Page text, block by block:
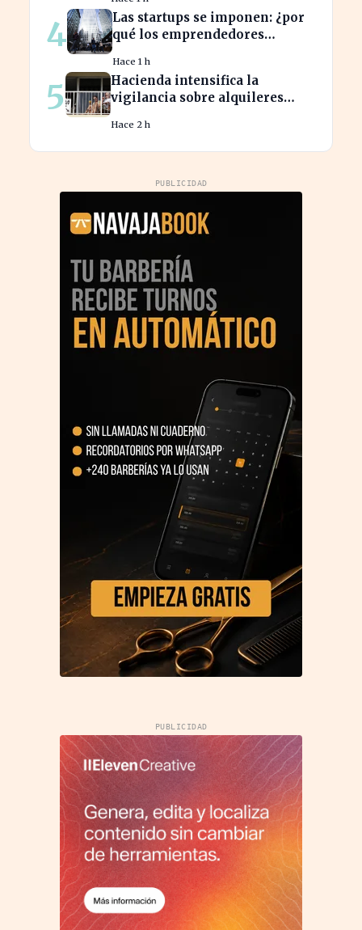
4
Las startups se imponen: ¿por
qué los emprendedores
rezagados?
Hace 1 h
5
Hacienda intensifica la
vigilancia sobre alquileres
fraude
Hace 2 h
PUBLICIDAD
PUBLICIDAD